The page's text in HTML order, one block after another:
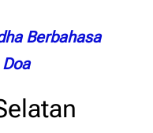
Berbahasa